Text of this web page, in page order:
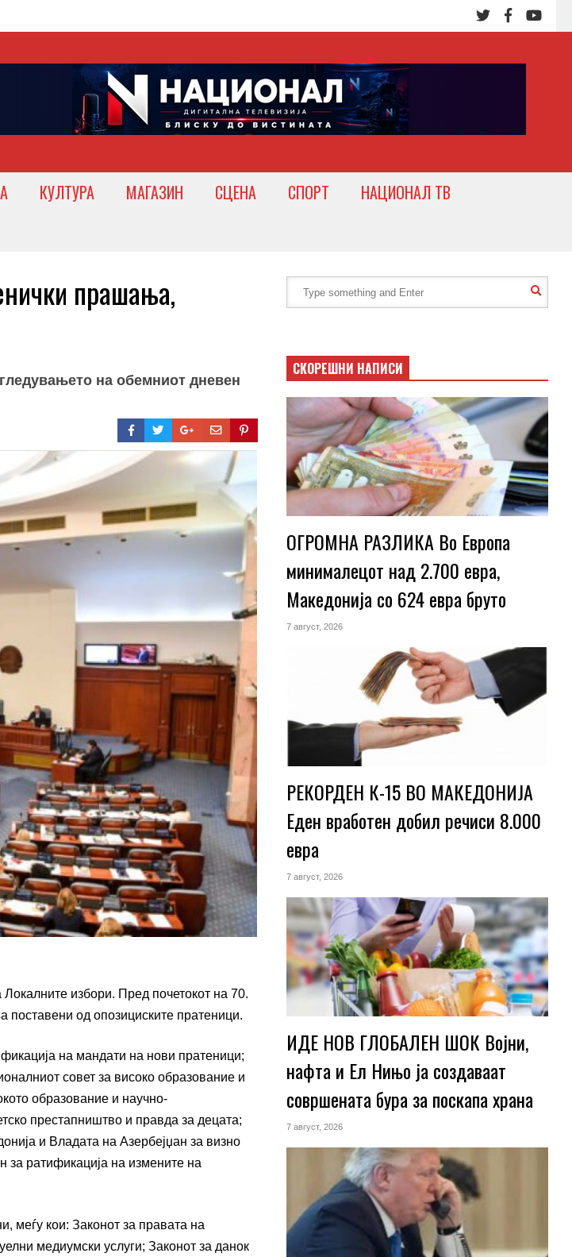
КУЛТУРА МАГАЗИН СЦЕНА СПОРТ
НАЦИОНАЛ ТВ
прашања,
на обемниот дневен
избори. Пред почетокот на 70.
од опозициските пратеници.
на мандати на нови пратеници;
совет за високо образование и
образование и научно-
престапништво и правда за децата;
и Владата на Азербејџан за визно
ратификација на измените на
меѓу кои: Законот за правата на
медиумски услуги; Законот за данок
СКОРЕШНИ НАПИСИ
ОГРОМНА РАЗЛИКА Во Европа
минималецот над 2.700 евра,
Македонија со 624 евра бруто
7 август, 2026
РЕКОРДЕН К-15 ВО МАКЕДОНИЈА
Еден вработен добил речиси 8.000
евра
7 август, 2026
ИДЕ НОВ ГЛОБАЛЕН ШОК Војни,
нафта и Ел Нињо ја создаваат
совршената бура за поскапа храна
7 август, 2026